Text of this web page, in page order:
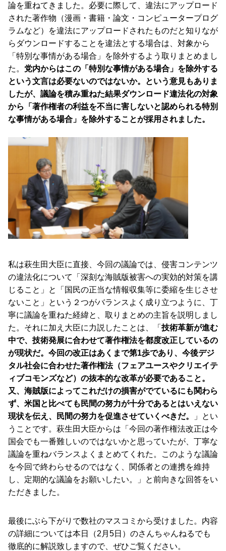
論を重ねてきました。必要に際して、違法にアップロード
された著作物（漫画・書籍・論文・コンピュータープログ
ラムなど）を違法にアップロードされたものだと知りなが
らダウンロードすることを違法とする場合は、対象から
「特別な事情がある場合」を除外するよう取りまとめまし
た。 党内からはこの「特別な事情がある場合」を除外する
という文言は必要ないのではないか。という意見もありま
したが、議論を積み重ねた結果ダウンロード違法化の対象
から「著作権者の利益を不当に害しないと認められる特別
な事情がある場合」を除外することが採用されました。
私は萩生田大臣に直接、今回の議論では、侵害コンテンツ
の違法化について「深刻な海賊版被害への実効的対策を講
じること」と「国民の正当な情報収集等に委縮を生じさせ
ないこと」という２つがバランスよく成り立つように、丁
寧に議論を重ねた経緯と、取りまとめの主旨を説明しまし
た。それに加え大臣に力説したことは、「 技術革新が進む
中で、技術発展に合わせて著作権法を都度改正しているの
が現状だ。今回の改正はあくまで第1歩であり、今後デジ
タル社会に合わせた著作権法（フェアユースやクリエイテ
ィブコモンズなど）の抜本的な改革が必要であること。
又、海賊版によってこれだけの損害がでているにも関わら
ず、米国と比べても民間の努力が十分であるとはいえない
現状を伝え、民間の努力を促進させていくべきだ。
」とい
うことです。萩生田大臣からは「今回の著作権法改正は今
国会でも一番難しいのではないかと思っていたが、丁寧な
議論を重ねバランスよくまとめてくれた。このような議論
を今回で終わらせるのではなく、関係者との連携を維持
し、定期的な議論をお願いしたい。」と前向きな回答をい
ただきました。
最後にぶら下がりで数社のマスコミから受けました。内容
の詳細については本日（2月5日）のさんちゃんねるでも
徹底的に解説致しますので、ぜひご覧ください。